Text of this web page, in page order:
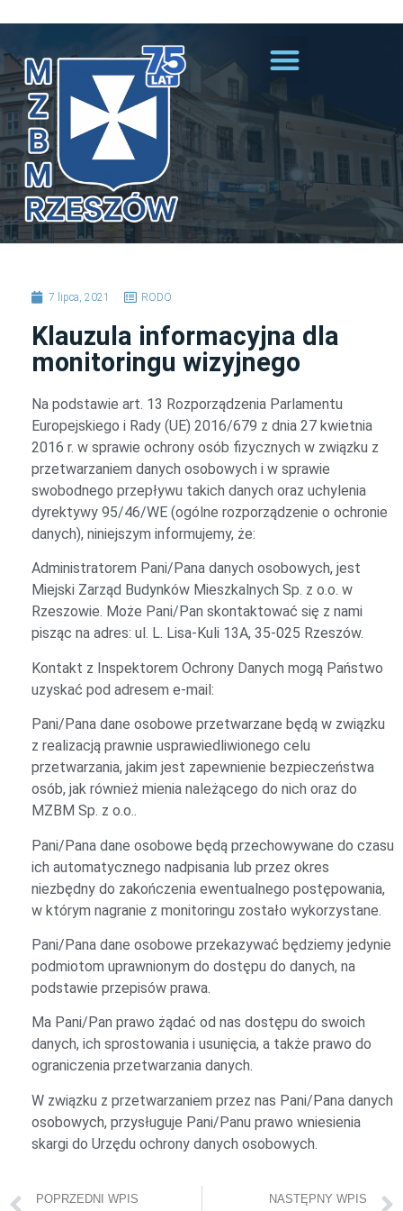
7 lipca, 2021 RODO
Klauzula informacyjna dla
monitoringu wizyjnego
Na podstawie art. 13 Rozporządzenia Parlamentu
Europejskiego i Rady (UE) 2016/679 z dnia 27 kwietnia
2016 r. w sprawie ochrony osób fizycznych w związku z
przetwarzaniem danych osobowych i w sprawie
swobodnego przepływu takich danych oraz uchylenia
dyrektywy 95/46/WE (ogólne rozporządzenie o ochronie
danych), niniejszym informujemy, że:
Administratorem Pani/Pana danych osobowych, jest
Miejski Zarząd Budynków Mieszkalnych Sp. z o.o. w
Rzeszowie. Może Pani/Pan skontaktować się z nami
pisząc na adres: ul. L. Lisa-Kuli 13A, 35-025 Rzeszów.
Kontakt z Inspektorem Ochrony Danych mogą Państwo
uzyskać pod adresem e-mail:
Pani/Pana dane osobowe przetwarzane będą w związku
z realizacją prawnie usprawiedliwionego celu
przetwarzania, jakim jest zapewnienie bezpieczeństwa
osób, jak również mienia należącego do nich oraz do
MZBM Sp. z o.o..
Pani/Pana dane osobowe będą przechowywane do czasu
ich automatycznego nadpisania lub przez okres
niezbędny do zakończenia ewentualnego postępowania,
w którym nagranie z monitoringu zostało wykorzystane.
Pani/Pana dane osobowe przekazywać będziemy jedynie
podmiotom uprawnionym do dostępu do danych, na
podstawie przepisów prawa.
Ma Pani/Pan prawo żądać od nas dostępu do swoich
danych, ich sprostowania i usunięcia, a także prawo do
ograniczenia przetwarzania danych.
W związku z przetwarzaniem przez nas Pani/Pana danych
osobowych, przysługuje Pani/Panu prawo wniesienia
skargi do Urzędu ochrony danych osobowych.
POPRZEDNI WPIS NASTĘPNY WPIS